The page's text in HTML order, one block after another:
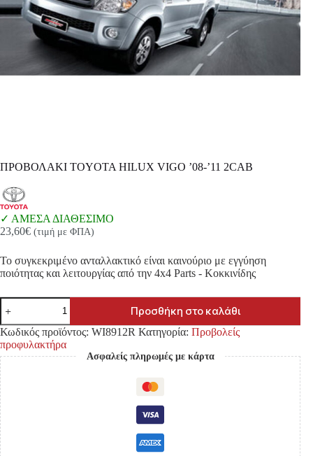
ΠΡΟΒΟΛΑΚΙ TOYOTA HILUX VIGO ’08-’11 2CAB
ΑΜΕΣΑ ΔΙΑΘΕΣΙΜΟ
23,60€ (τιμή με ΦΠΑ)
Το συγκεκριμένο ανταλλακτικό είναι καινούριο με εγγύηση
ποιότητας και λειτουργίας από την 4x4 Parts - Κοκκινίδης
ΠΡΟΒΟΛΑΚΙ
TOYOTA
HILUX
VIGO
'08-
'11
2CAB
ποσότητα
Προσθήκη στο καλάθι
Κωδικός προϊόντος: WI8912R Κατηγορία: Προβολείς
προφυλακτήρα
Ασφαλείς πληρωμές με κάρτα